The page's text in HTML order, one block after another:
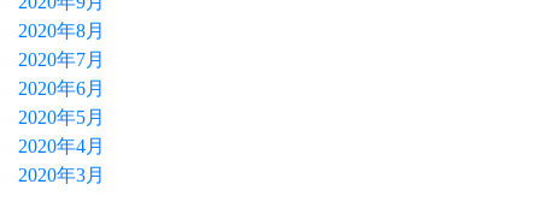
2020年8月
2020年7月
2020年6月
2020年5月
2020年4月
2020年3月